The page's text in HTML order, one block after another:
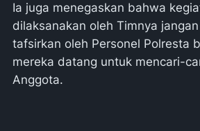
Ia juga menegaskan bahwa
dilaksanakan oleh Timnya
tafsirkan oleh Personel Polresta
mereka datang untuk mencari-
Anggota.